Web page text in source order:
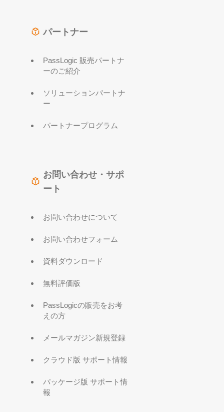
パートナー
PassLogic 販売パートナ
ーのご紹介
ソリューションパートナ
ー
パートナープログラム
お問い合わせ・サポ
ート
お問い合わせについて
お問い合わせフォーム
資料ダウンロード
無料評価版
PassLogicの販売をお考
えの方
メールマガジン新規登録
クラウド版 サポート情報
パッケージ版 サポート情
報